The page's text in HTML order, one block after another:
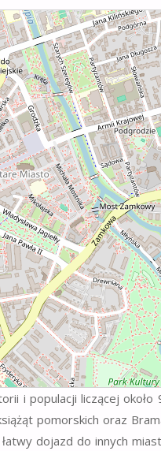
i populacji liczącej
pomorskich oraz
dojazd do innych